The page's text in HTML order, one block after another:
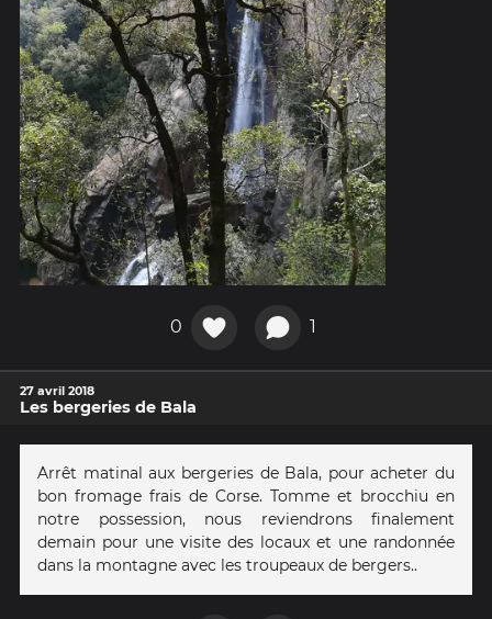
0 1
27 avril 2018
Les bergeries de Bala
Arrêt matinal aux bergeries de Bala, pour acheter du
bon fromage frais de Corse. Tomme et brocchiu en
notre possession, nous reviendrons finalement
demain pour une visite des locaux et une randonnée
dans la montagne avec les troupeaux de bergers..